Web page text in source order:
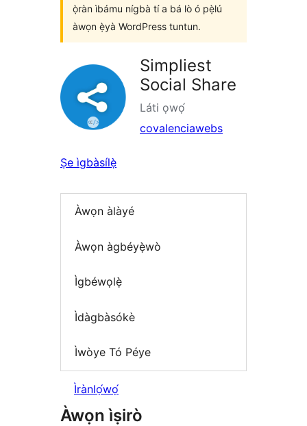
ọ̀ràn ìbámu nígbà tí a bá lò ó pẹ̀lú
àwọn ẹ̀yà WordPress tuntun.
Simpliest
Social Share
Láti ọwọ́
covalenciawebs
Ṣe ìgbàsílẹ̀
Àwọn àlàyé
Àwọn àgbéyẹ̀wò
Ìgbéwọlẹ̀
Ìdàgbàsókè
Ìwòye Tó Péye
Ìrànlọ́wọ́
Àwọn ìṣirò